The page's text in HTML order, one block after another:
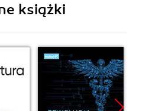
(45)
kodu XML (53)
się (53)
zawartości (59)
książki